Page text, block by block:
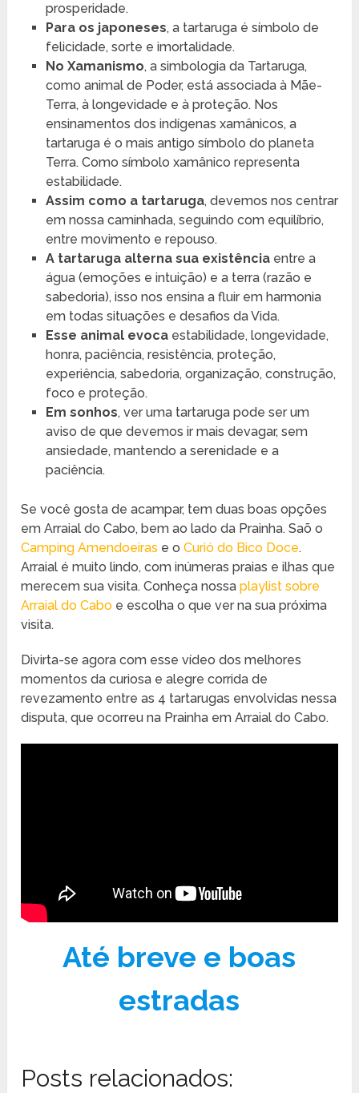
prosperidade.
Para os japoneses, a tartaruga é símbolo de
felicidade, sorte e imortalidade.
No Xamanismo, a simbologia da Tartaruga,
como animal de Poder, está associada à Mãe-
Terra, à longevidade e à proteção. Nos
ensinamentos dos indígenas xamânicos, a
tartaruga é o mais antigo símbolo do planeta
Terra. Como símbolo xamânico representa
estabilidade.
Assim como a tartaruga, devemos nos centrar
em nossa caminhada, seguindo com equilíbrio,
entre movimento e repouso.
A tartaruga alterna sua existênciaentre a
água (emoções e intuição) e a terra (razão e
sabedoria), isso nos ensina a fluir em harmonia
em todas situações e desafios da Vida.
Esse animal evocaestabilidade, longevidade,
honra, paciência, resistência, proteção,
experiência, sabedoria, organização, construção,
foco e proteção.
Em sonhos, ver uma tartaruga pode ser um
aviso de que devemos ir mais devagar, sem
ansiedade, mantendo a serenidade e a
paciência.
Se você gosta de acampar, tem duas boas opções
em Arraial do Cabo, bem ao lado da Prainha. Saõ o
Camping Amendoeiras e oCurió do Bico Doce.
Arraial é muito lindo, com inúmeras praias e ilhas que
merecem sua visita. Conheça nossaplaylist sobre
Arraial do Cabo e escolha o que ver na sua próxima
visita.
Divirta-se agora com esse vídeo dos melhores
momentos da curiosa e alegre corrida de
revezamento entre as 4 tartarugas envolvidas nessa
disputa, que ocorreu na Prainha em Arraial do Cabo.
Até breve e boas
estradas
Posts relacionados: